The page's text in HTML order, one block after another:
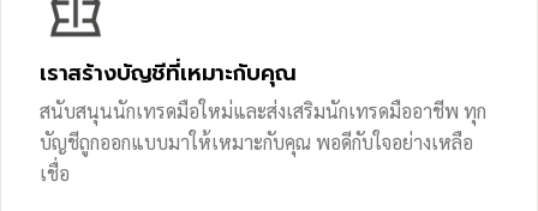
เราสร้างบัญชีที่เหมาะกับคุณ
สนับสนุนนักเทรดมือใหม่และส่งเสริมนักเทรดมืออาชีพ ทุก
บัญชีถูกออกแบบมาให้เหมาะกับคุณ พอดีกับใจอย่างเหลือ
เชื่อ